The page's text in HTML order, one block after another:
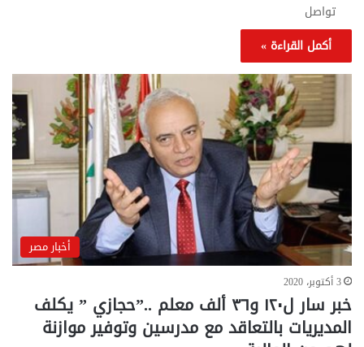
تواصل
أكمل القراءة »
أخبار مصر
3 أكتوبر، 2020
خبر سار ل١٢٠ و٣٦ ألف معلم ..”حجازي ” يكلف
المديريات بالتعاقد مع مدرسين وتوفير موازنة